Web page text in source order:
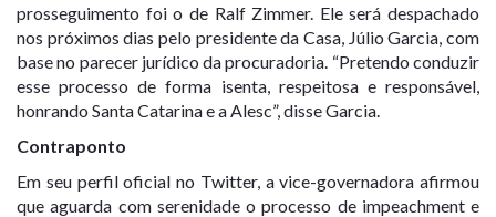
prosseguimento foi o de Ralf Zimmer. Ele será despachado
nos próximos dias pelo presidente da Casa, Júlio Garcia, com
base no parecer jurídico da procuradoria. “Pretendo conduzir
esse processo de forma isenta, respeitosa e responsável,
honrando Santa Catarina e a Alesc”, disse Garcia.
Contraponto
Em seu perfil oficial no Twitter, a vice-governadora afirmou
que aguarda com serenidade o processo de impeachment e